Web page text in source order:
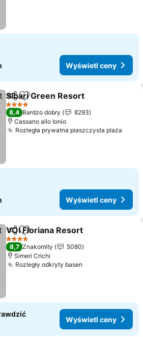
Wyświetl ceny
Udostępnij
Dodaj do ulubionych
Sibari Green Resort
4 Kategoria
8,4 Bardzo dobry
8293
Cassano allo Ionio
Rozległa prywatna piaszczysta plaża
Wyświetl ceny
Udostępnij
Dodaj do ulubionych
VOI Floriana Resort
4 Kategoria
8,7 Znakomity
5080
Simeri Crichi
Rozległy odkryty basen
Wyświetl ceny